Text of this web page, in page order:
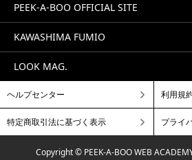
BEGINNING BREAKFAST
LUNCH
DINNER
インサイドアウト
「インサイドアウト」を披露しま
す。...
アドバンスカット
ショート
クショ
す。...
ショート
PEEK-A-BOO OFFICIAL SITE
KAWASHIMA FUMIO
LOOK MAG.
ヘルプセンター 利用規
特定商取引法に基づく表示 プライ
Copyright © PEEK-A-BOO WEB